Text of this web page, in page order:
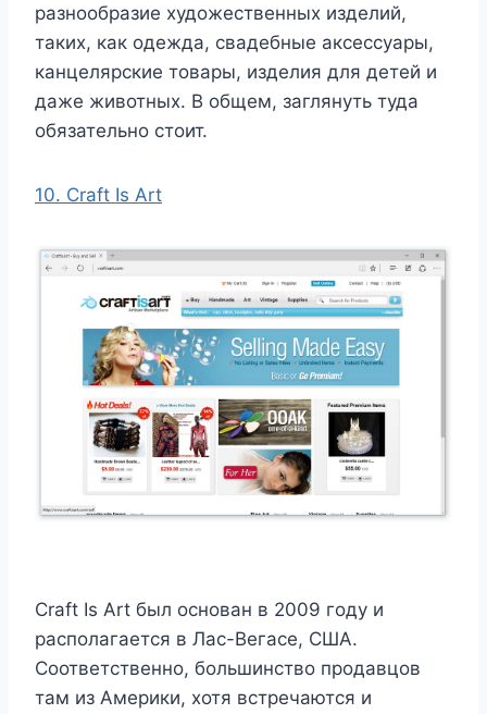
разнообразие художественных изделий,
таких, как одежда, свадебные аксессуары,
канцелярские товары, изделия для детей и
даже животных. В общем, заглянуть туда
обязательно стоит.
10. Craft Is Art
Craft Is Art был основан в 2009 году и
располагается в Лас-Вегасе, США.
Соответственно, большинство продавцов
там из Америки, хотя встречаются и